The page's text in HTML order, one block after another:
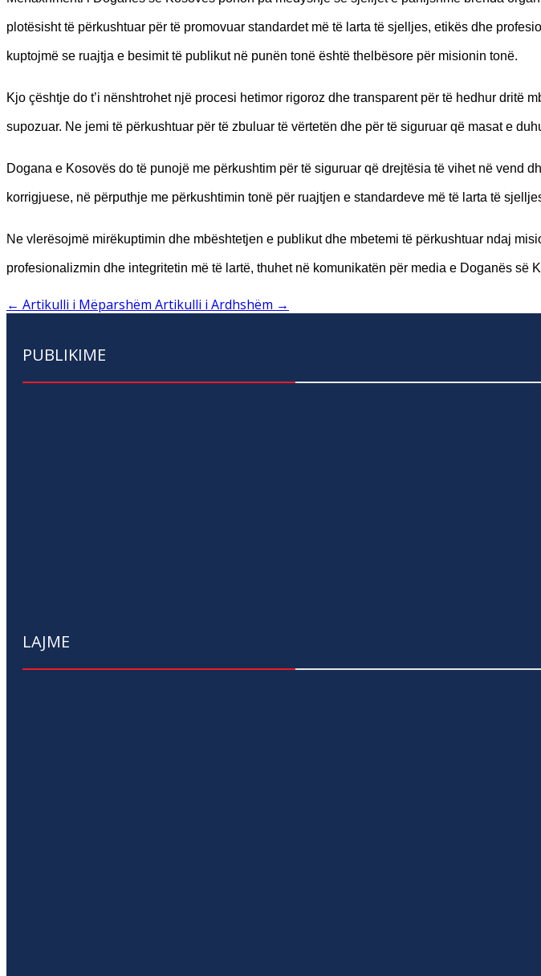
plotësisht të përkushtuar për të promovuar standardet më të larta të sjelljes, etikës dhe
kuptojmë se ruajtja e besimit të publikut në punën tonë është thelbësore për misionin tonë.
Kjo çështje do t’i nënshtrohet një procesi hetimor rigoroz dhe transparent për të hedhur dritë
supozuar. Ne jemi të përkushtuar për të zbuluar të vërtetën dhe për të siguruar që masat e
Dogana e Kosovës do të punojë me përkushtim për të siguruar që drejtësia të vihet në vend
korrigjuese, në përputhje me përkushtimin tonë për ruajtjen e standardeve më të larta të
Ne vlerësojmë mirëkuptimin dhe mbështetjen e publikut dhe mbetemi të përkushtuar ndaj
profesionalizmin dhe integritetin më të lartë, thuhet në komunikatën për media e Doganës së
← Artikulli i Mëparshëm Artikulli i Ardhshëm →
PUBLIKIME
LAJME